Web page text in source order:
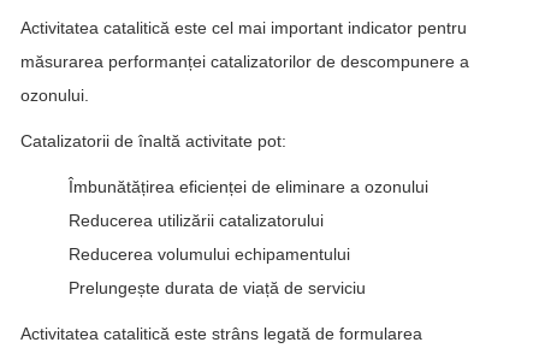
Activitatea catalitică este cel mai important indicator pentru
măsurarea performanței catalizatorilor de descompunere a
ozonului.
Catalizatorii de înaltă activitate pot:
Îmbunătățirea eficienței de eliminare a ozonului
Reducerea utilizării catalizatorului
Reducerea volumului echipamentului
Prelungește durata de viață de serviciu
Activitatea catalitică este strâns legată de formularea